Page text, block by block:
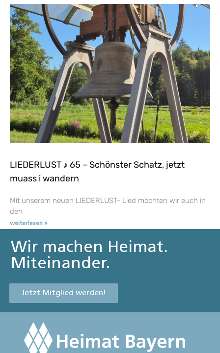
LIEDERLUST ♪ 65 – Schönster Schatz, jetzt
muass i wandern
Mit unserem neuen LIEDERLUST- Lied möchten wir euch in
den
weiterlesen »
Wir machen Heimat.
Miteinander.
Jetzt Mitglied werden!